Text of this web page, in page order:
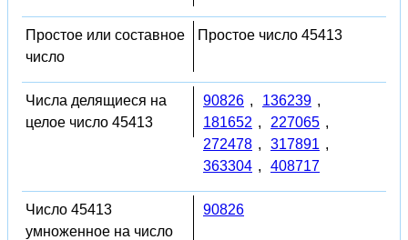
Простое или составное
число
Простое число 45413
Числа делящиеся на
целое число 45413
90826 , 136239 ,
181652 , 227065 ,
272478 , 317891 ,
363304 , 408717
Число 45413
умноженное на число
90826